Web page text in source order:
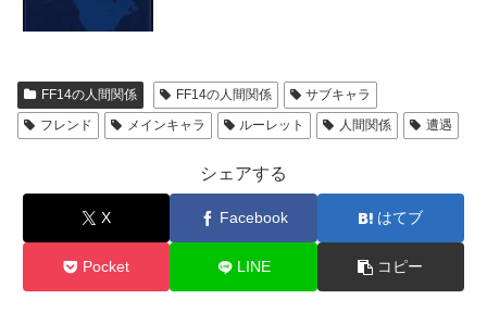
FF14の人間関係 FF14の人間関係
サブキャラ
フレンド
メインキャラ ルーレット 人間関係 遭遇
シェアする
X Facebook はてブ
Pocket LINE コピー